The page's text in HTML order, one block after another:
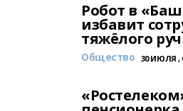
Робот в
избавит
тяжёлого
Общество 30 ИЮЛЯ ,